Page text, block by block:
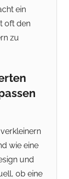
ein
oft den
zu
wie eine
und
ob eine